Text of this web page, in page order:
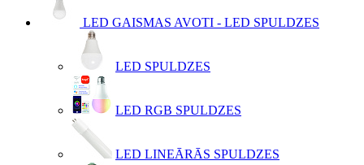
LED GAISMAS AVOTI - LED SPULDZES
LED SPULDZES
LED RGB SPULDZES
LED LINEĀRĀS SPULDZES